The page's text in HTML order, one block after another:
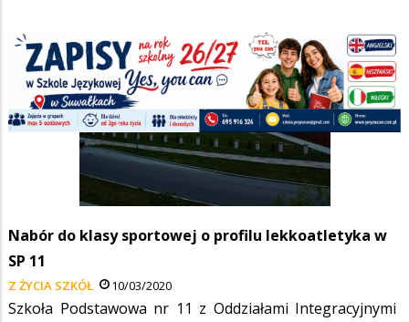
Nabór do klasy sportowej o profilu lekkoatletyka w
SP 11
Z ŻYCIA SZKÓŁ 10/03/2020
Szkoła Podstawowa nr 11 z Oddziałami Integracyjnymi